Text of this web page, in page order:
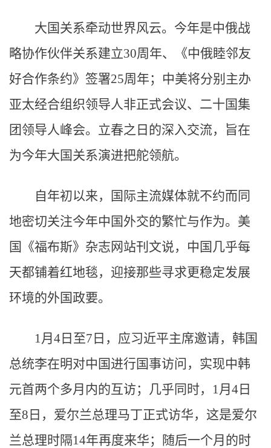
大国关系牵动世界风云。今年是中俄战
略协作伙伴关系建立30周年、《中俄睦邻友
好合作条约》签署25周年；中美将分别主办
亚太经合组织领导人非正式会议、二十国集
团领导人峰会。立春之日的深入交流，旨在
为今年大国关系演进把舵领航。
自年初以来，国际主流媒体就不约而同
地密切关注今年中国外交的繁忙与作为。美
国《福布斯》杂志网站刊文说，中国几乎每
天都铺着红地毯，迎接那些寻求更稳定发展
环境的外国政要。
1月4日至7日，应习近平主席邀请，韩国
总统李在明对中国进行国事访问，实现中韩
元首两个多月内的互访；几乎同时，1月4日
至8日，爱尔兰总理马丁正式访华，这是爱尔
兰总理时隔14年再度来华；随后一个月的时